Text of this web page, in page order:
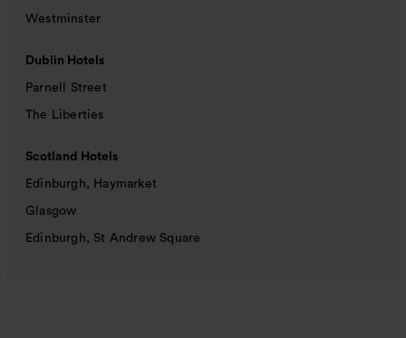
Westminster
Dublin Hotels
Parnell Street
The Liberties
Scotland Hotels
Edinburgh, Haymarket
Glasgow
Edinburgh, St Andrew Square